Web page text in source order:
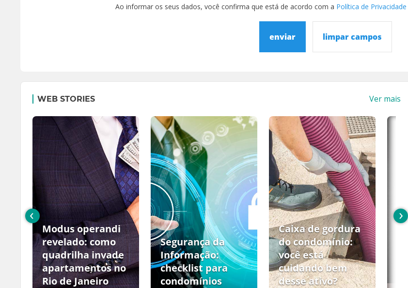
Ao informar os seus dados, você confirma que está de acordo com a Política de Privacidade
enviar limpar campos
WEB STORIES Ver mais
Modus operandi
revelado: como
quadrilha invade
apartamentos no
Rio de Janeiro
Segurança da
Informação:
checklist para
condomínios
Caixa de gordura
do condomínio:
você está
cuidando bem
desse ativo?
‹ ›